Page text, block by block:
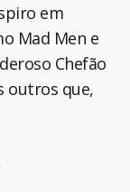
em
Mad Men e
Chefão
outros que,